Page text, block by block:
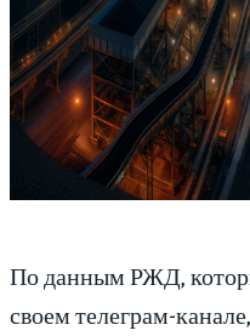
По данным РЖД,
своем телеграм-